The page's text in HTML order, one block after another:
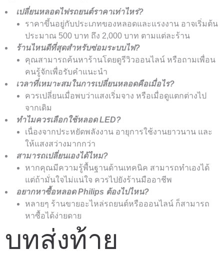
เปลี่ยนหลอดไฟรถยนต์ราคาเท่าไหร่?
ราคาขึ้นอยู่กับประเภทของหลอดและแรงงาน อาจเริ่มต้น
ประมาณ 500 บาท ถึง 2,000 บาท ตามแต่ละร้าน
ร้านไหนดีที่สุดสำหรับซ่อมระบบไฟ?
คุณสามารถค้นหาร้านโดยดูรีวิวออนไลน์ หรือถามเพื่อน
คนรู้จักเพื่อรับคำแนะนำ
เวลาที่เหมาะสมในการเปลี่ยนหลอดคือเมื่อไร?
ควรเปลี่ยนเมื่อพบว่าแสงเริ่มจาง หรือเมื่อดูแตกต่างไป
จากเดิม
ทำไมควรเลือกใช้หลอด LED?
เนื่องจากประหยัดพลังงาน อายุการใช้งานยาวนาน และ
ให้แสงสว่างมากกว่า
สามารถเปลี่ยนเองได้ไหม?
หากคุณมีความรู้พื้นฐานด้านเทคนิค สามารถทำเองได้
แต่ถ้ามั่นใจไม่แน่ใจ ควรไปยังร้านมืออาชีพ
อยากหาซื้อหลอด Philips ต้องไปไหน?
หลายๆ ร้านขายอะไหล่รถยนต์หรือออนไลน์ ก็สามารถ
หาซื้อได้ง่ายดาย
บทส่งท้าย